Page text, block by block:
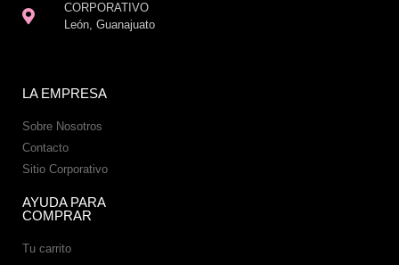
CORPORATIVO
León, Guanajuato
LA EMPRESA
Sobre Nosotros
Contacto
Sitio Corporativo
AYUDA PARA
COMPRAR
Tu carrito